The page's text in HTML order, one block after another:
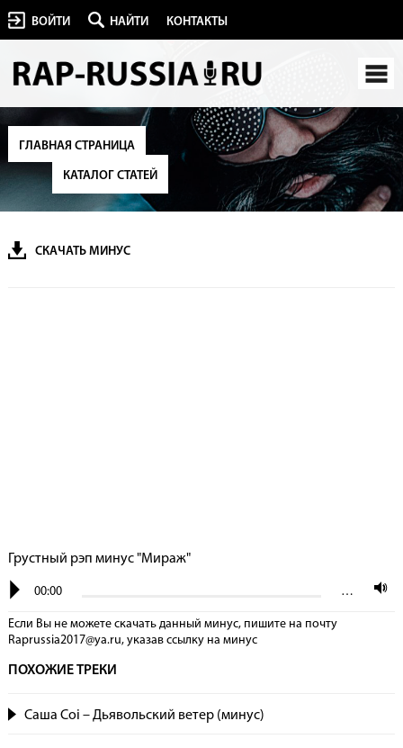
ВОЙТИ НАЙТИ КОНТАКТЫ
ГЛАВНАЯ СТРАНИЦА
КАТАЛОГ СТАТЕЙ
СКАЧАТЬ МИНУС
Грустный рэп минус "Мираж"
00:00 …
Если Вы не можете скачать данный минус, пишите на почту
Raprussia2017@ya.ru, указав сcылку на минус
ПОХОЖИЕ ТРЕКИ
Саша Coi – Дьявольский ветер (минус)